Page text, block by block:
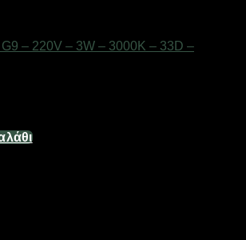
– 220V – 3W – 3000K – 33D –